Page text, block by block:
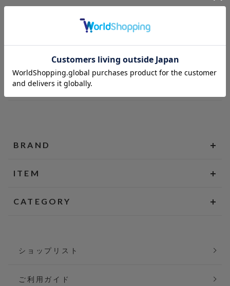
BRAND
ITEM
CATEGORY
ショップリスト
ご利用ガイド